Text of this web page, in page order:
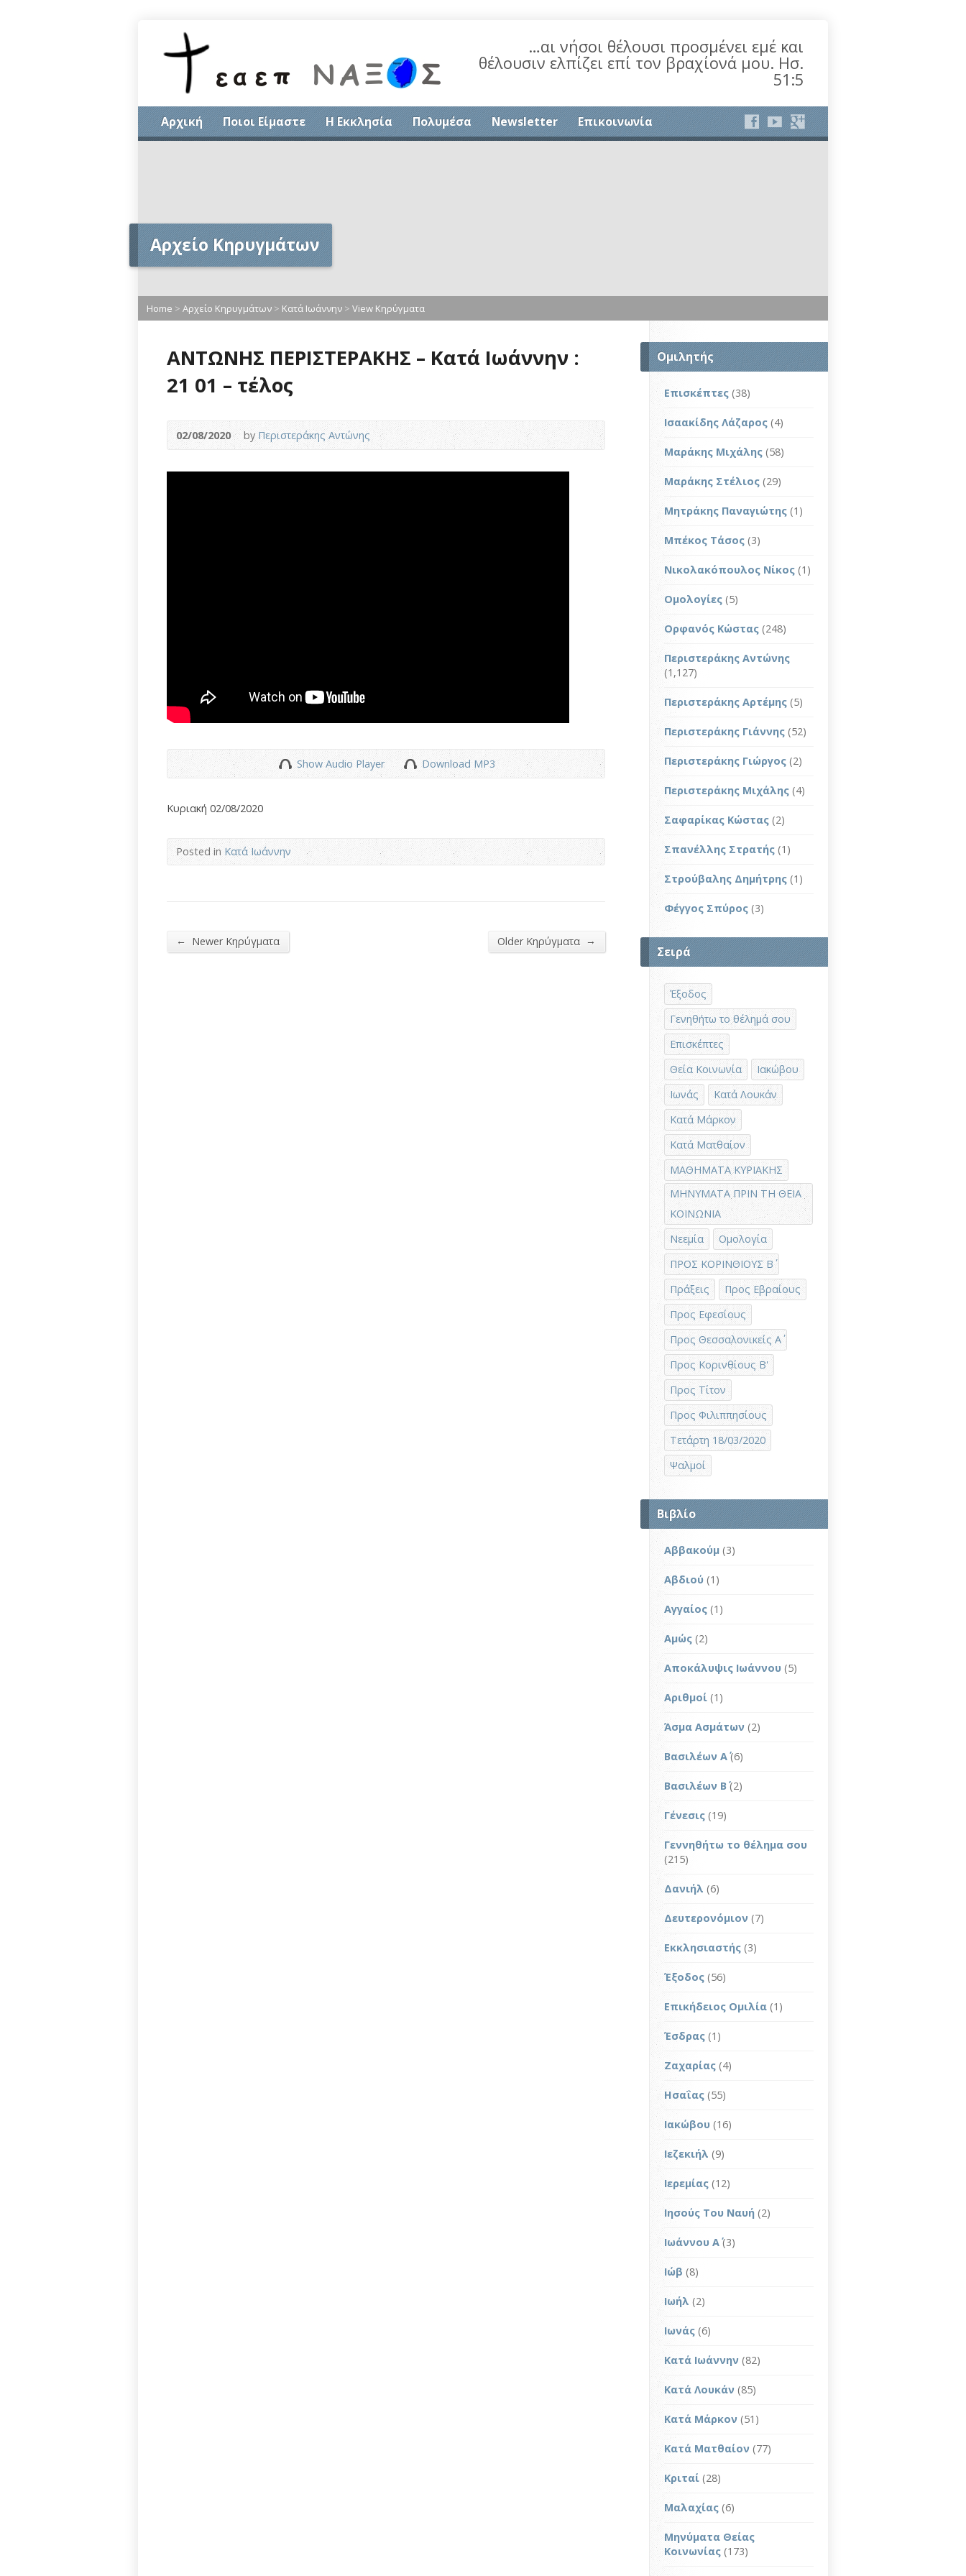
…αι νήσοι θέλουσι προσμένει εμέ και
θέλουσιν ελπίζει επί τον βραχίονά μου. Ησ.
51:5
Αρχική Ποιοι Είμαστε Η Εκκλησία Πολυμέσα Newsletter Επικοινωνία
Αρχείο Κηρυγμάτων
Home > Αρχείο Κηρυγμάτων > Κατά Ιωάννην > View Κηρύγματα
ΑΝΤΩΝΗΣ ΠΕΡΙΣΤΕΡΑΚΗΣ – Κατά Ιωάννην :
21 01 – τέλος
02/08/2020 byΠεριστεράκης Αντώνης
Show Audio Player Download MP3
Κυριακή 02/08/2020
Posted inΚατά Ιωάννην
← Newer Κηρύγματα Older Κηρύγματα →
Ομιλητής
Επισκέπτες (38)
Ισαακίδης Λάζαρος (4)
Μαράκης Μιχάλης (58)
Μαράκης Στέλιος (29)
Μητράκης Παναγιώτης (1)
Μπέκος Τάσος (3)
Νικολακόπουλος Νίκος (1)
Ομολογίες (5)
Ορφανός Κώστας (248)
Περιστεράκης Αντώνης
(1,127)
Περιστεράκης Αρτέμης (5)
Περιστεράκης Γιάννης (52)
Περιστεράκης Γιώργος (2)
Περιστεράκης Μιχάλης (4)
Σαφαρίκας Κώστας (2)
Σπανέλλης Στρατής (1)
Στρούβαλης Δημήτρης (1)
Φέγγος Σπύρος (3)
Σειρά
Έξοδος
Γενηθήτω το θέλημά σου
Επισκέπτες
Θεία Κοινωνία
Ιακώβου
Ιωνάς
Κατά Λουκάν
Κατά Μάρκον
Κατά Ματθαίον
ΜΑΘΗΜΑΤΑ ΚΥΡΙΑΚΗΣ
ΜΗΝΥΜΑΤΑ ΠΡΙΝ ΤΗ ΘΕΙΑ
ΚΟΙΝΩΝΙΑ
Νεεμία
Ομολογία
ΠΡΟΣ ΚΟΡΙΝΘΙΟΥΣ Β΄
Πράξεις
Προς Εβραίους
Προς Εφεσίους
Προς Θεσσαλονικείς Α΄
Προς Κορινθίους Β'
Προς Τίτον
Προς Φιλιππησίους
Τετάρτη 18/03/2020
Ψαλμοί
Βιβλίο
Αββακούμ (3)
Αβδιού (1)
Αγγαίος (1)
Αμώς (2)
Αποκάλυψις Ιωάννου (5)
Αριθμοί (1)
Άσμα Ασμάτων (2)
Βασιλέων Α΄(6)
Βασιλέων Β΄ (2)
Γένεσις (19)
Γεννηθήτω το θέλημα σου
(215)
Δανιήλ (6)
Δευτερονόμιον (7)
Εκκλησιαστής (3)
Έξοδος (56)
Επικήδειος Ομιλία (1)
Έσδρας (1)
Ζαχαρίας (4)
Ησαΐας (55)
Ιακώβου (16)
Ιεζεκιήλ (9)
Ιερεμίας (12)
Ιησούς Του Ναυή (2)
Ιωάννου Α΄(3)
Ιώβ (8)
Ιωήλ (2)
Ιωνάς (6)
Κατά Ιωάννην (82)
Κατά Λουκάν (85)
Κατά Μάρκον (51)
Κατά Ματθαίον (77)
Κριταί (28)
Μαλαχίας (6)
Μηνύματα Θείας
Κοινωνίας (173)